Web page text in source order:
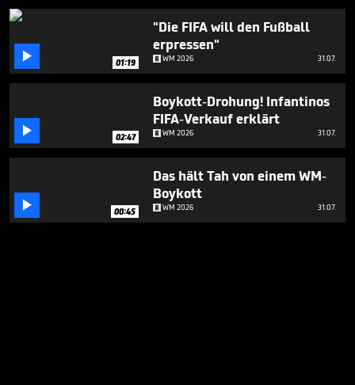
 01:19
"Die FIFA will den Fußball
erpressen"
WM 2026 31.07.
 02:47
Boykott-Drohung! Infantinos
FIFA-Verkauf erklärt
WM 2026 31.07.
 00:45
Das hält Tah von einem WM-
Boykott
WM 2026 31.07.